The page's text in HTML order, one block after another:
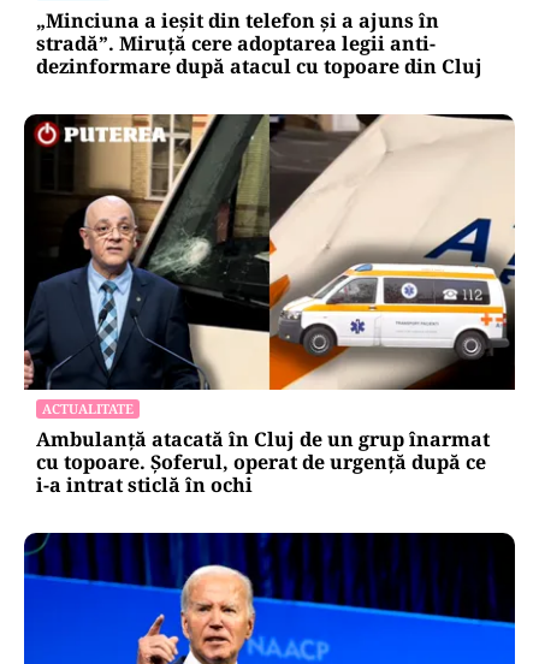
„Minciuna a ieșit din telefon și a ajuns în
stradă”. Miruță cere adoptarea legii anti-
dezinformare după atacul cu topoare din Cluj
ACTUALITATE
Ambulanță atacată în Cluj de un grup înarmat
cu topoare. Șoferul, operat de urgență după ce
i-a intrat sticlă în ochi